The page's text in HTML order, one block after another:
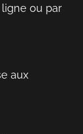
ou par
aux